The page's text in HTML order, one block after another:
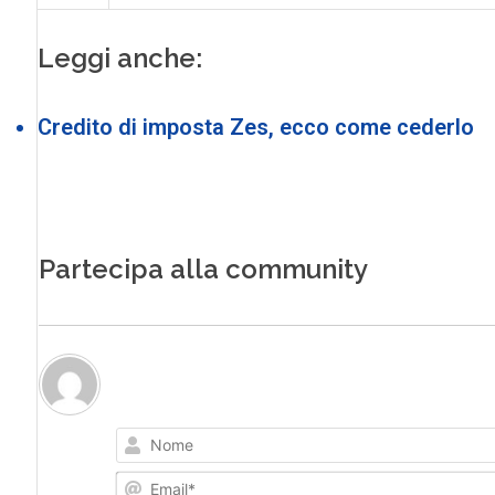
Leggi anche:
Credito di imposta Zes, ecco come cederlo
Partecipa alla community